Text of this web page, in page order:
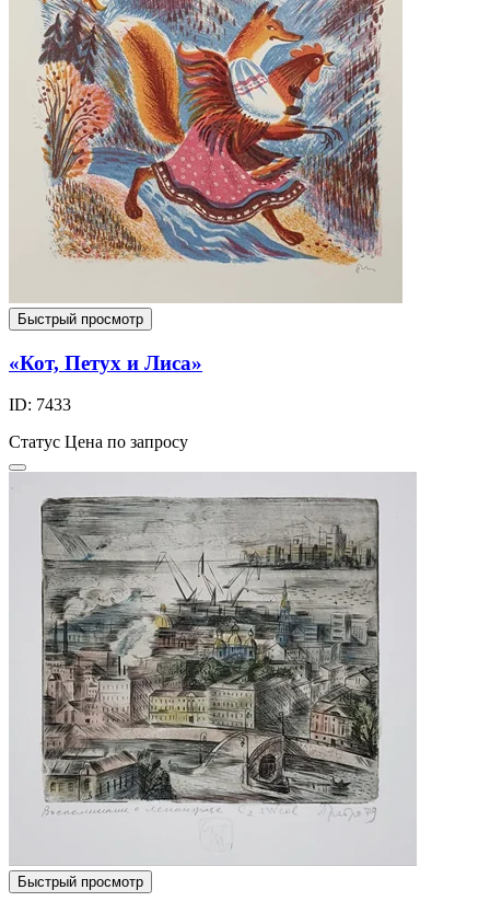
Быстрый просмотр
«Кот, Петух и Лиса»
ID: 7433
Статус Цена по запросу
Быстрый просмотр